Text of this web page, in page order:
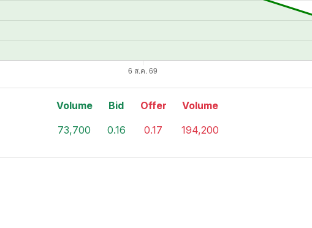
Volume
73,700
Bid
0.16
Offer
0.17
Volume
194,200